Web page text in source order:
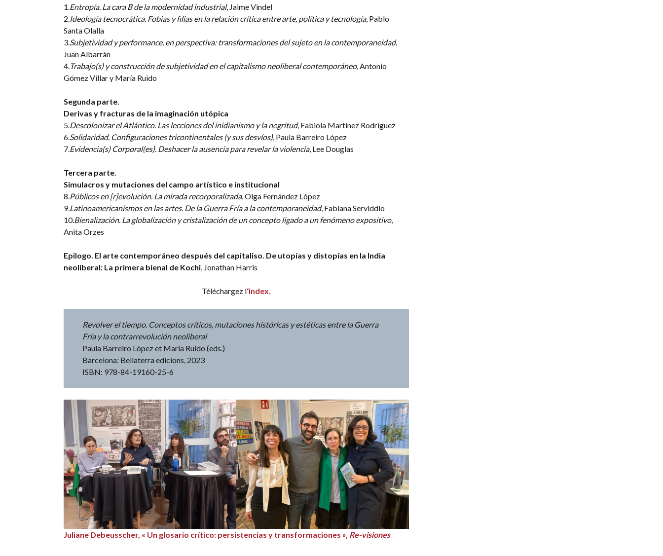
1. Entropía. La cara B de la modernidad industrial, Jaime Vindel
2. Ideología tecnocrática. Fobias y filias en la relación crítica entre arte, política y tecnología, Pablo
Santa Olalla
3. Subjetividad y performance, en perspectiva: transformaciones del sujeto en la contemporaneidad,
Juan Albarrán
4. Trabajo(s) y construcción de subjetividad en el capitalismo neoliberal contemporáneo, Antonio
Gómez Villar y María Ruido
Segunda parte.
Derivas y fracturas de la imaginación utópica
5. Descolonizar el Atlántico. Las lecciones del inidianismo y la negritud, Fabiola Martínez Rodríguez
6. Solidaridad. Configuraciones tricontinentales (y sus desvíos), Paula Barreiro López
7. Evidencia(s) Corporal(es). Deshacer la ausencia para revelar la violencia, Lee Douglas
Tercera parte.
Simulacros y mutaciones del campo artístico e institucional
8. Públicos en [r]evolución. La mirada recorporalizada, Olga Fernández López
9. Latinoamericanismos en las artes. De la Guerra Fría a la contemporaneidad, Fabiana Serviddio
10. Bienalización. La globalización y cristalización de un concepto ligado a un fenómeno expositivo,
Anita Orzes
Epilogo. El arte contemporáneo después del capitaliso. De utopías y distopías en la India
neoliberal: La primera bienal de Kochi , Jonathan Harris
Téléchargez l‘index.
Revolver el tiempo. Conceptos críticos, mutaciones históricas y estéticas entre la Guerra
Fría y la contrarrevolución neoliberal
Paula Barreiro López et Maria Ruido (eds.)
Barcelona: Bellaterra edicions, 2023
ISBN: 978-84-19160-25-6
Juliane Debeusscher, « Un glosario crítico: persistencias y transformaciones », Re-visiones